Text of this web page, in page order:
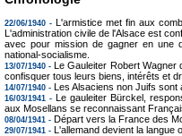
22/06/1940 -
L'armistice met fin aux
L'administration civile de l'Alsace est
avec pour mission de gagner en une
national-socialisme.
13/07/1940 -
Le Gauleiter Robert
confisquer tous leurs biens, intérêts et
14/07/1940 - Les Alsaciens non Juifs
16/03/1941 -
Le gauleiter Bürckel,
aux Mosellans se reconnaissant
08/04/1941 - Départ vers la France des
29/07/1941 - L'allemand devient la langue